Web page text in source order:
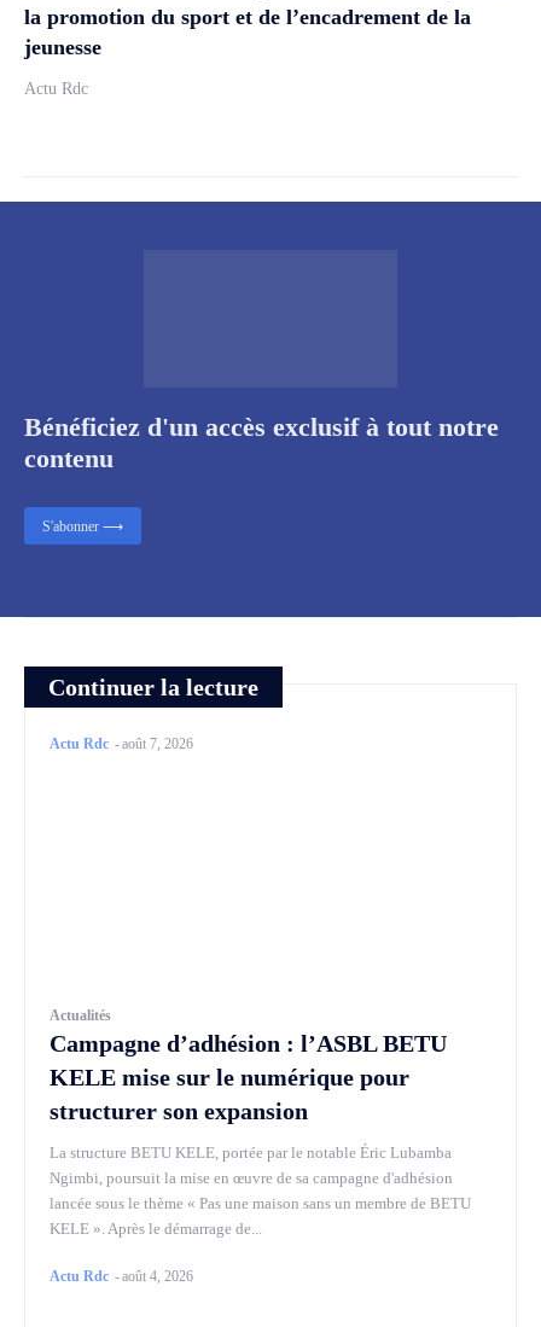
la promotion du sport et de l’encadrement de la
jeunesse
Actu Rdc
Continuer la lecture
Actu Rdc -août 7, 2026
Actualités
Campagne d’adhésion : l’ASBL BETU
KELE mise sur le numérique pour
structurer son expansion
La structure BETU KELE, portée par le notable Éric Lubamba
Ngimbi, poursuit la mise en œuvre de sa campagne d'adhésion
lancée sous le thème « Pas une maison sans un membre de BETU
KELE ». Après le démarrage de...
Actu Rdc -août 4, 2026
Bénéficiez d'un accès exclusif à tout notre
contenu
S'abonner ⟶